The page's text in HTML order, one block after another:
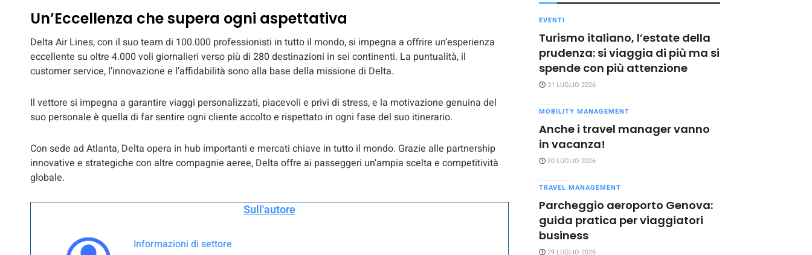
Un’Eccellenza che supera ogni aspettativa
Delta Air Lines, con il suo team di 100.000 professionisti in tutto il mondo, si impegna a offrire un’esperienza
eccellente su oltre 4.000 voli giornalieri verso più di 280 destinazioni in sei continenti. La puntualità, il
customer service, l’innovazione e l’affidabilità sono alla base della missione di Delta.
Il vettore si impegna a garantire viaggi personalizzati, piacevoli e privi di stress, e la motivazione genuina del
suo personale è quella di far sentire ogni cliente accolto e rispettato in ogni fase del suo itinerario.
Con sede ad Atlanta, Delta opera in hub importanti e mercati chiave in tutto il mondo. Grazie alle partnership
innovative e strategiche con altre compagnie aeree, Delta offre ai passeggeri un’ampia scelta e competitività
globale.
Sull'autore
Informazioni di settore
EVENTI
Turismo italiano, l’estate della
prudenza: si viaggia di più ma si
spende con più attenzione
31 LUGLIO 2026
MOBILITY MANAGEMENT
Anche i travel manager vanno
in vacanza!
30 LUGLIO 2026
TRAVEL MANAGEMENT
Parcheggio aeroporto Genova:
guida pratica per viaggiatori
business
29 LUGLIO 2026